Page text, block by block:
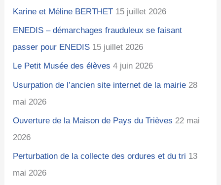
Karine et Méline BERTHET 15 juillet 2026
ENEDIS – démarchages frauduleux se faisant
passer pour ENEDIS 15 juillet 2026
Le Petit Musée des élèves 4 juin 2026
Usurpation de l’ancien site internet de la mairie 28
mai 2026
Ouverture de la Maison de Pays du Trièves 22 mai
2026
Perturbation de la collecte des ordures et du tri 13
mai 2026